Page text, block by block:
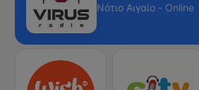
Νότιο Αιγαίο - Online